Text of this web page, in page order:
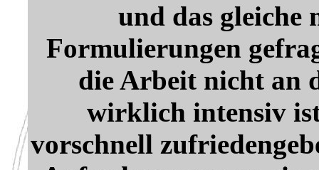
und das gleiche
Formulierungen
die Arbeit nicht an
wirklich intensiv
vorschnell